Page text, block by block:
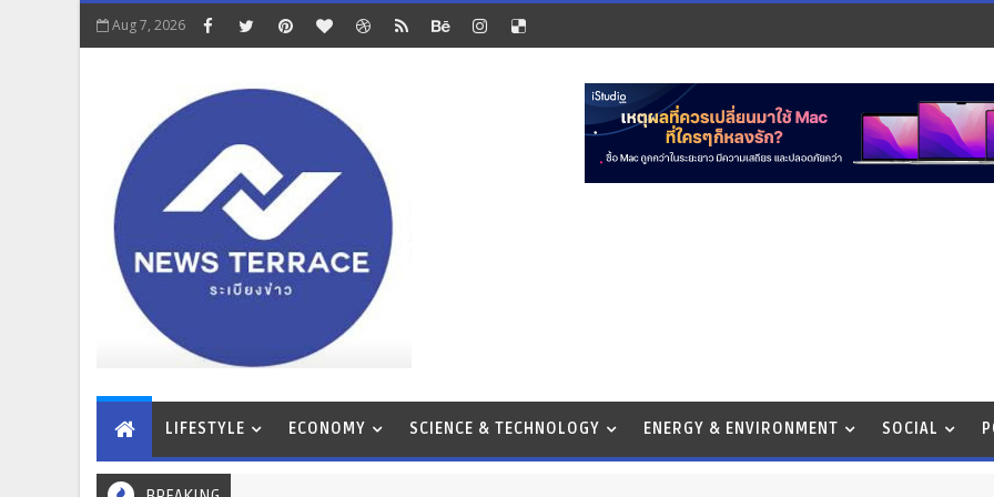
Aug 7, 2026
LIFESTYLE ECONOMY SCIENCE & TECHNOLOGY ENERGY & ENVIRONMENT SOCIAL